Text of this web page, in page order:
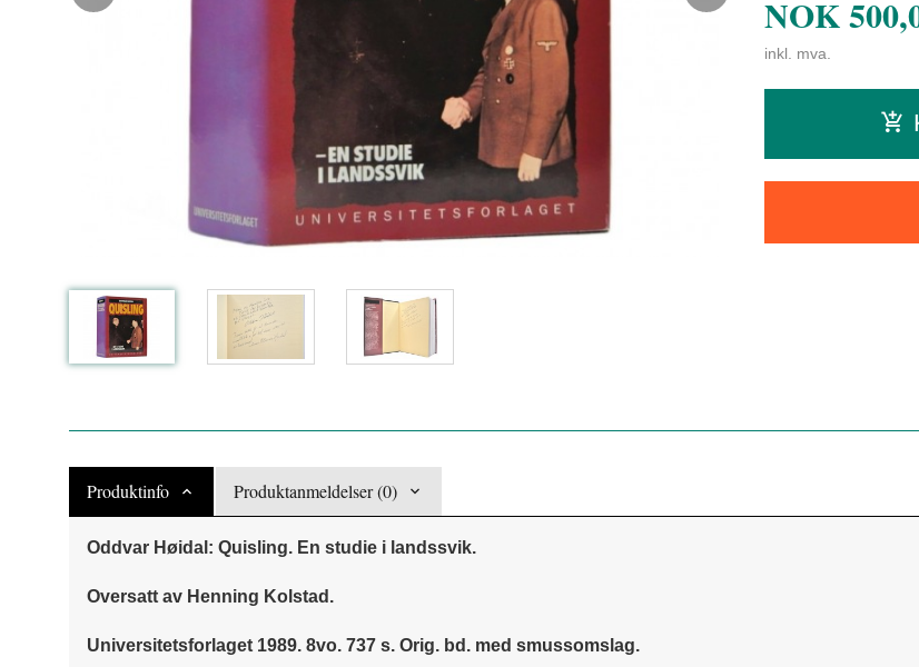
NOK
inkl. mva.
Produktinfo Produktanmeldelser (0)
Oddvar Høidal: Quisling. En studie i landssvik.
Oversatt av Henning Kolstad.
Universitetsforlaget 1989. 8vo. 737 s. Orig. bd. med smussomslag.